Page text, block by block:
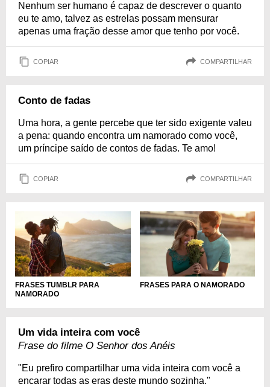
Nenhum ser humano é capaz de descrever o quanto
eu te amo, talvez as estrelas possam mensurar
apenas uma fração desse amor que tenho por você.
COPIAR COMPARTILHAR
Conto de fadas
Uma hora, a gente percebe que ter sido exigente valeu
a pena: quando encontra um namorado como você,
um príncipe saído de contos de fadas. Te amo!
COPIAR COMPARTILHAR
FRASES TUMBLR PARA
NAMORADO
FRASES PARA O NAMORADO
Um vida inteira com você
Frase do filme O Senhor dos Anéis
"Eu prefiro compartilhar uma vida inteira com você a
encarar todas as eras deste mundo sozinha."